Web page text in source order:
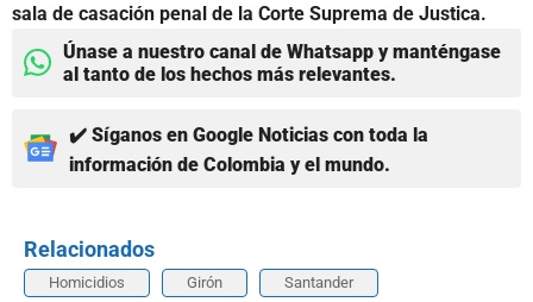
sala de casación penal de la Corte Suprema de Justica.
Únase a nuestro canal de Whatsapp y manténgase
al tanto de los hechos más relevantes.
✔️ Síganos en Google Noticias con toda la
información de Colombia y el mundo.
Relacionados
Homicidios Girón Santander